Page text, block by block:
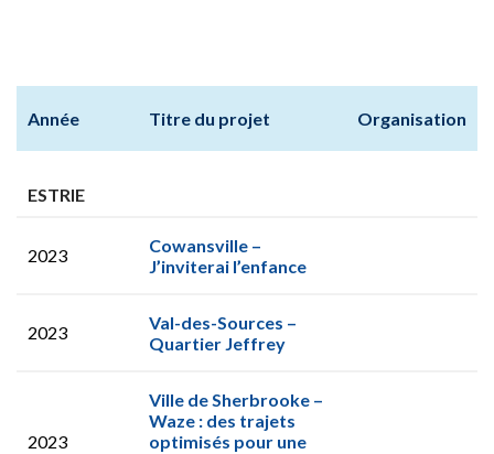
Année Titre du projet Organisation
ESTRIE
2023
Cowansville –
J’inviterai l’enfance
2023
Val-des-Sources –
Quartier Jeffrey
2023
Ville de Sherbrooke –
Waze : des trajets
optimisés pour une